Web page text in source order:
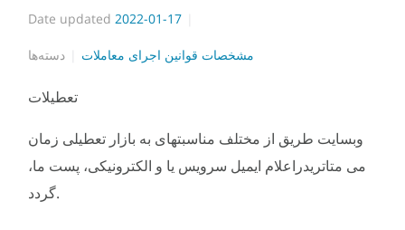
Date updated 2022-01-17
دسته‌ها مشخصات قوانین اجرای معاملات
تعطیلات
زمان تعطیلی بازار به مناسبتهای مختلف از طریق وبسایت
ما، پست الکترونیکی، و یا سرویس ایمیل متاتریدراعلام می
گردد.